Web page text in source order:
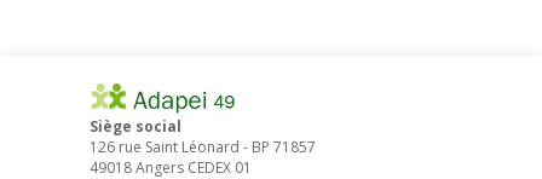
Siège social
126 rue Saint Léonard - BP 71857
49018Angers CEDEX 01